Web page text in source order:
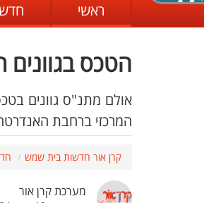
ראשי
הטכס
אולם מתנ"ס גוונים
המרכזי ברחבת
קרן אור חדשות בית שמש
מערכת קרן אור
מצב שחור - לבן קביעת ניגודיות